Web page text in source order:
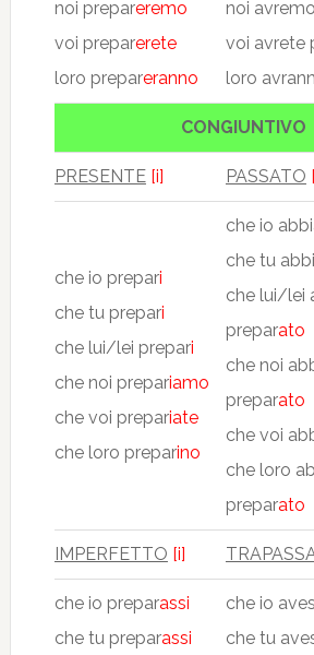
noi prepareremo
voi preparerete
loro prepareranno
noi
voi avrete
loro
CONGIUNTIVO
PRESENTE [i] PASSATO
che io prepari
che tu prepari
che lui/lei prepari
che noi prepariamo
che voi prepariate
che loro preparino
che io
che tu
che lui/lei
preparato
che noi
preparato
che voi
che loro
preparato
IMPERFETTO [i]
che io preparassi
che tu preparassi
che io
che tu